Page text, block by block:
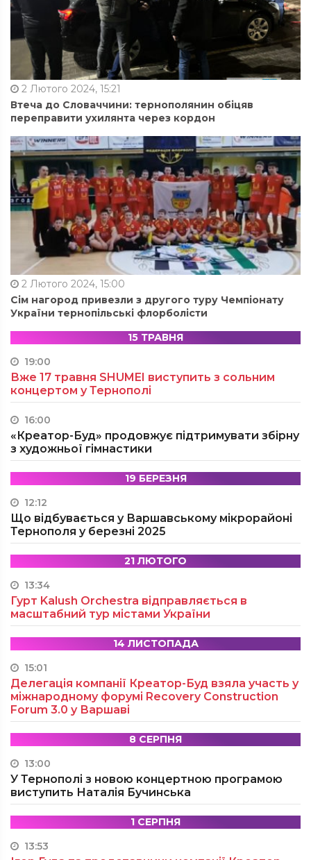
2 Лютого 2024, 15:21
Втеча до Словаччини: тернополянин обіцяв
переправити ухилянта через кордон
2 Лютого 2024, 15:00
Сім нагород привезли з другого туру Чемпіонату
України тернопільські флорболісти
15 ТРАВНЯ
19:00
Вже 17 травня SHUMEI виступить з сольним
концертом у Тернополі
16:00
«Креатор-Буд» продовжує підтримувати збірну
з художньої гімнастики
19 БЕРЕЗНЯ
12:12
Що відбувається у Варшавському мікрорайоні
Тернополя у березні 2025
21 ЛЮТОГО
13:34
Гурт Kalush Orchestra відправляється в
масштабний тур містами України
14 ЛИСТОПАДА
15:01
Делегація компанії Креатор-Буд взяла участь у
міжнародному форумі Recovery Construction
Forum 3.0 у Варшаві
8 СЕРПНЯ
13:00
У Тернополі з новою концертною програмою
виступить Наталія Бучинська
1 СЕРПНЯ
13:53